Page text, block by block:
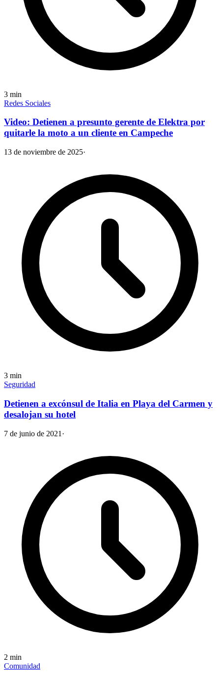
3 min
Redes Sociales
Video: Detienen a presunto gerente de Elektra por
quitarle la moto a un cliente en Campeche
13 de noviembre de 2025·
3 min
Seguridad
Detienen a excónsul de Italia en Playa del Carmen y
desalojan su hotel
7 de junio de 2021 ·
2 min
Comunidad